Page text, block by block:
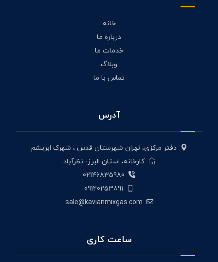
خانه
درباره ما
خدمات ما
وبلاگ
تماس با ما
آدرس
دفتر مرکزی، تهران شهرستان قدس ، شهرک ابریشم
کارخانه، استان البرز- نظرآباد
02146835980
09120253891
sale@kavianmixgas.com
ساعت کاری